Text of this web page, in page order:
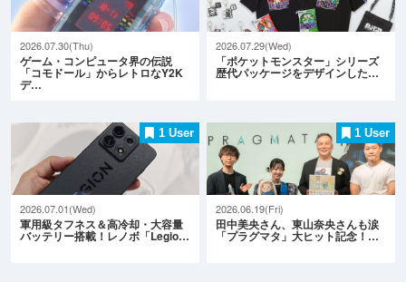
2026.07.30(Thu)
ゲーム・コンピュータ界の伝説
「コモドール」からレトロなY2K
デ…
2026.07.29(Wed)
「ポケットモンスター」シリーズ
歴代パッケージをデザインした…
1 User
2026.07.01(Wed)
軍用級タフネス＆高冷却・大容量
バッテリー搭載！レノボ「Legio…
1 User
2026.06.19(Fri)
田中美央さん、東山奈央さんも涙
「プラグマタ」大ヒット記念！…